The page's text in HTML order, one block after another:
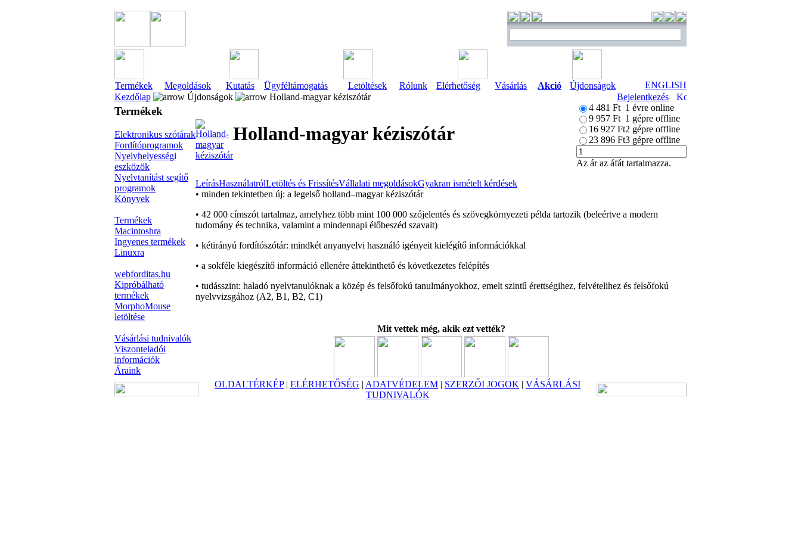
Termékek Megoldások Kutatás Ügyféltámogatás Letöltések Rólunk Elérhetőség Vásárlás Akció Újdonságok
ENGLISH
Kezdőlap
Újdonságok Holland-magyar kéziszótár Bejelentkezés
Termékek
Elektronikus szótárak
Fordítóprogramok
Nyelvhelyességi
eszközök
Nyelvtanítást segítő
programok
Könyvek
Termékek
Macintoshra
Ingyenes termékek
Linuxra
webforditas.hu
Kipróbálható
termékek
MorphoMouse
letöltése
Vásárlási tudnivalók
Viszonteladói
információk
Áraink
Holland-magyar kéziszótár
4 481 Ft 1 évre online
9 957 Ft 1 gépre offline
16 927 Ft2 gépre offline
23 896 Ft3 gépre offline
Az ár az áfát tartalmazza.
LeírásHasználatrólLetöltés és FrissítésVállalati megoldásokGyakran ismételt kérdések
• minden tekintetben új: a legelső holland–magyar kéziszótár
• 42 000 címszót tartalmaz, amelyhez több mint 100 000 szójelentés és szövegkörnyezeti példa tartozik (beleértve a modern
tudomány és technika, valamint a mindennapi élőbeszéd szavait)
• kétirányú fordítószótár: mindkét anyanyelvi használó igényeit kielégítő információkkal
• a sokféle kiegészítő információ ellenére áttekinthető és következetes felépítés
• tudásszint: haladó nyelvtanulóknak a közép és felsőfokú tanulmányokhoz, emelt szintű érettségihez, felvételihez és felsőfokú
nyelvvizsgához (A2, B1, B2, C1)
Mit vettek még, akik ezt vették?
OLDALTÉRKÉP| ELÉRHETŐSÉG | ADATVÉDELEM | SZERZŐI JOGOK | VÁSÁRLÁSI
TUDNIVALÓK